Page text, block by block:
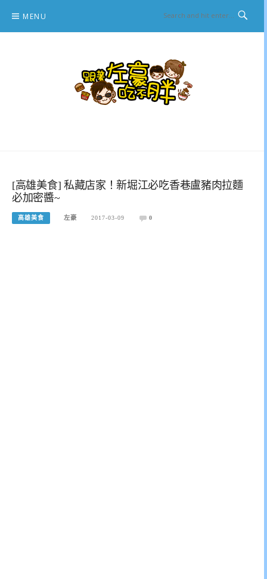
content
MENU
[高雄美食] 私藏店家！新堀江必吃香巷盧豬肉拉麵
必加密醬~
高雄美食 左豪 2017-03-09 0